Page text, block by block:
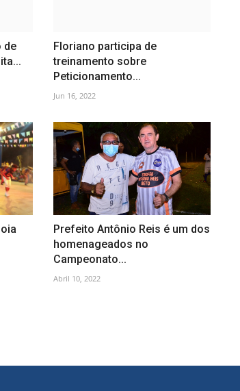
de
Floriano participa de
treinamento sobre
Peticionamento...
Jun 16, 2022
Prefeito Antônio Reis é um dos
homenageados no
Campeonato...
Abril 10, 2022